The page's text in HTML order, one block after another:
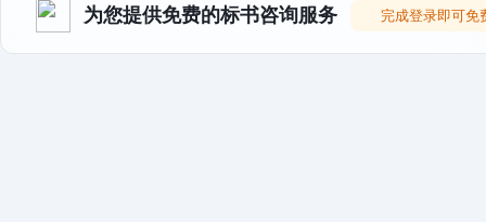
为您提供免费的标书咨询服务 完成登录即可免